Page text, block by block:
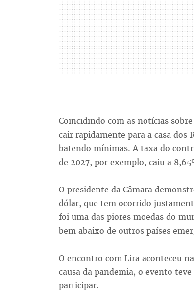
Coincidindo com as notícias
cair rapidamente para a casa dos
batendo mínimas. A taxa do
de 2027, por exemplo, caiu a
O presidente da Câmara
dólar, que tem ocorrido
foi uma das piores moedas do
bem abaixo de outros países
O encontro com Lira aconteceu
causa da pandemia, o evento
participar.